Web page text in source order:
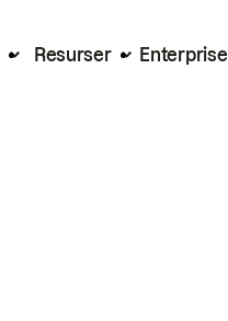
Resurser Enterprise